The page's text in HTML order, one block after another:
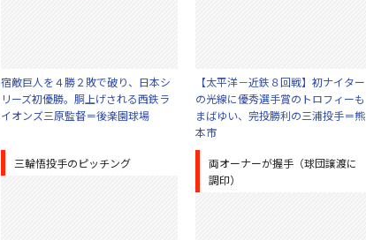
宿敵巨人を４勝２敗で破り、日本シ
リーズ初優勝。胴上げされる西鉄ラ
イオンズ三原監督＝後楽園球場
【太平洋－近鉄８回戦】初ナイター
の光線に優秀選手賞のトロフィーも
まばゆい、完投勝利の三浦投手＝熊
本市
三輪悟投手のピッチング
両オーナーが握手（球団譲渡に
調印）